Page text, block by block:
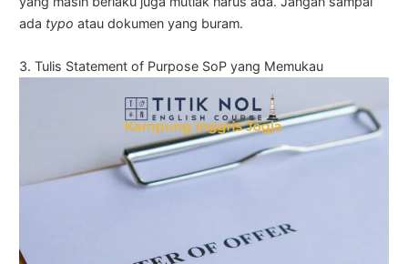
ada typo atau dokumen yang buram.
3. Tulis Statement of Purpose SoP yang Memukau